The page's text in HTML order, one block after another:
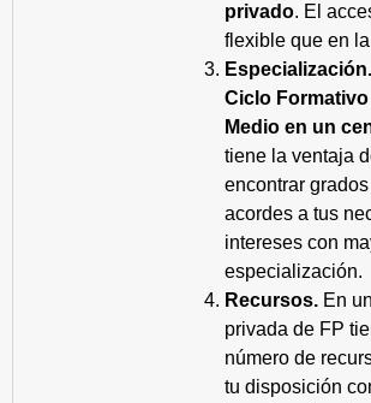
privado. El
flexible que en
Especialización.
Ciclo
Medio en un
tiene la ventaja
encontrar
acordes a tus
intereses con
especialización.
Recursos. En
privada de FP
número de
tu disposición